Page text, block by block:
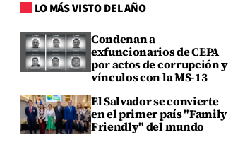
LO MÁS VISTO DEL AÑO
Condenan a
exfuncionarios de CEPA
por actos de corrupción y
vínculos con la MS-13
El Salvador se convierte
en el primer país "Family
Friendly" del mundo